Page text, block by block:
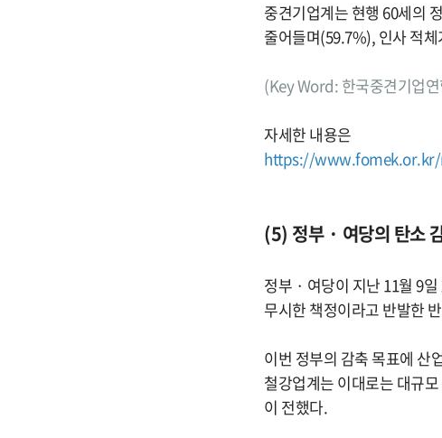
중견기업계는 현행 60세의
줄어들며(59.7%), 인사 적
(Key Word: 한국중견기업
자세한 내용은
https://
(5) 정부 · 여당의 탄소
정부 · 여당이 지난 11월 9
무시한 책정이라고 반발한
이번 정부의 감축 목표에 산
철강업계는 이대로는 대규
이 전했다.